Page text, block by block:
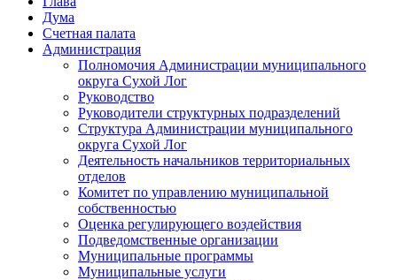
Дума
Счетная палата
Администрация
Полномочия Администрации муниципального
округа Сухой Лог
Руководство
Руководители структурных подразделений
Структура Администрации муниципального
округа Сухой Лог
Деятельность начальников территориальных
отделов
Комитет по управлению муниципальной
собственностью
Оценка регулирующего воздействия
Подведомственные организации
Муниципальные программы
Муниципальные услуги